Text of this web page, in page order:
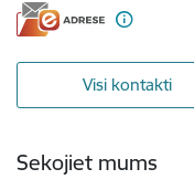
Visi kontakti
Sekojiet mums